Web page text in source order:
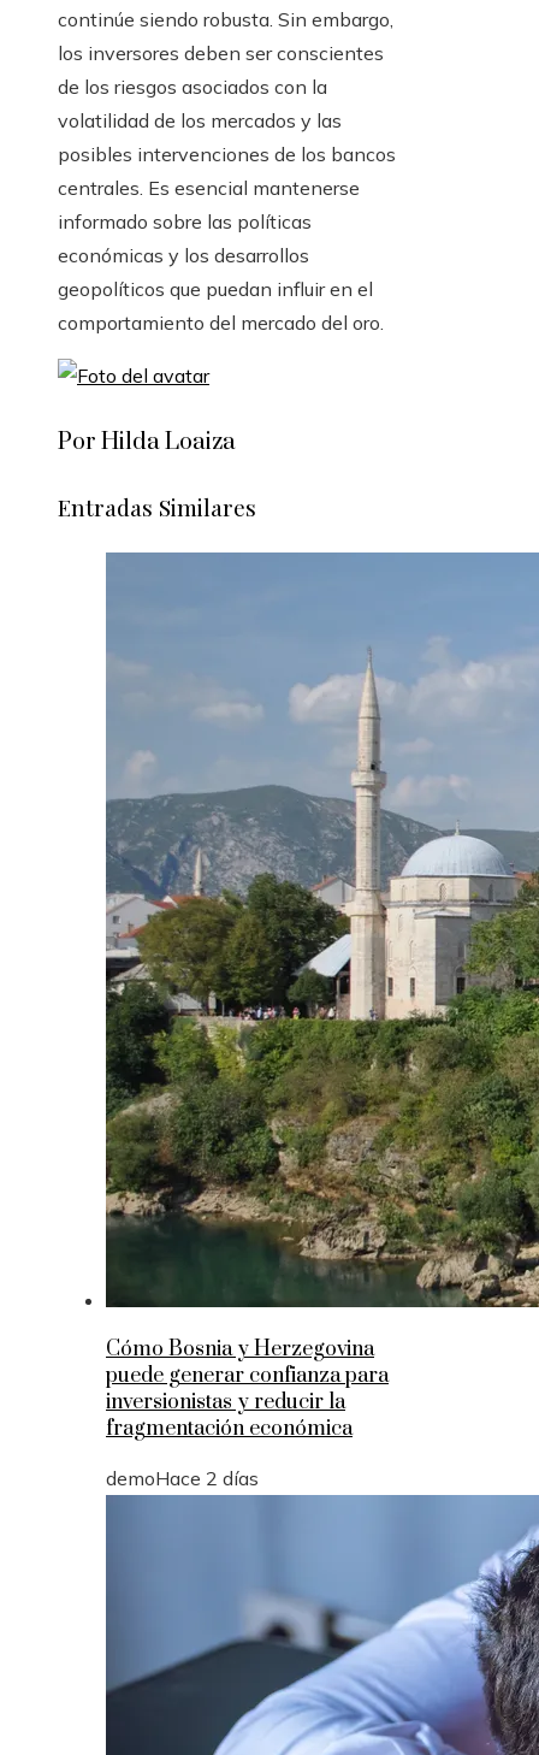
continúe siendo robusta. Sin embargo,
los inversores deben ser conscientes
de los riesgos asociados con la
volatilidad de los mercados y las
posibles intervenciones de los bancos
centrales. Es esencial mantenerse
informado sobre las políticas
económicas y los desarrollos
geopolíticos que puedan influir en el
comportamiento del mercado del oro.
Por Hilda Loaiza
Entradas Similares
Cómo Bosnia y Herzegovina
puede generar confianza para
inversionistas y reducir la
fragmentación económica
demoHace 2 días